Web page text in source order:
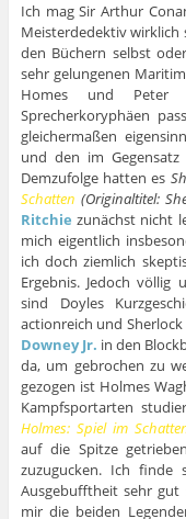
Ich mag Sir Arthur
Meisterdedektiv wirklich
den Büchern selbst
sehr gelungenen
Homes und Peter
Sprecherkoryphäen
gleichermaßen
und den im
Demzufolge hatten es
Schatten (Originaltitel:
Ritchie zunächst nicht
mich eigentlich
ich doch ziemlich
Ergebnis. Jedoch völlig
sind Doyles
actionreich und
Downey Jr. in den
da, um gebrochen zu
gezogen ist Holmes
Kampfsportarten
Holmes: Spiel im
auf die Spitze
zuzugucken. Ich finde
Ausgebufftheit sehr
mir die beiden